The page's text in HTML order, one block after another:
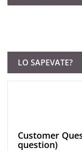
LO SAPEVATE?
Customer
question)